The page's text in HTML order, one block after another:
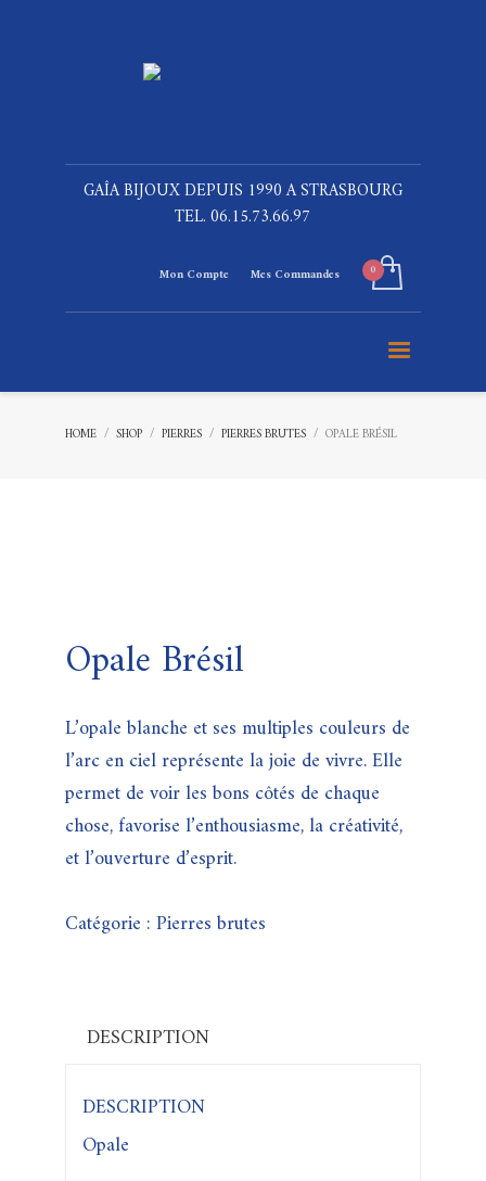
GAÎA BIJOUX DEPUIS 1990 A STRASBOURG
TEL. 06.15.73.66.97
Mon Compte Mes Commandes
HOME SHOP PIERRES PIERRES BRUTES OPALE BRÉSIL
Opale Brésil
L’opale blanche et ses multiples couleurs de
l’arc en ciel représente la joie de vivre. Elle
permet de voir les bons côtés de chaque
chose, favorise l’enthousiasme, la créativité,
et l’ouverture d’esprit.
Catégorie :Pierres brutes
DESCRIPTION
DESCRIPTION
Opale